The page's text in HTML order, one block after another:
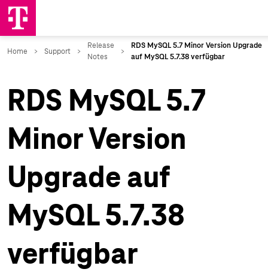
RDS MySQL 5.7
Minor Version
Upgrade auf
MySQL 5.7.38
verfügbar